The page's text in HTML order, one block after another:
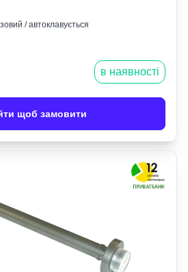
/ автоклавується
в наявності
щоб замовити